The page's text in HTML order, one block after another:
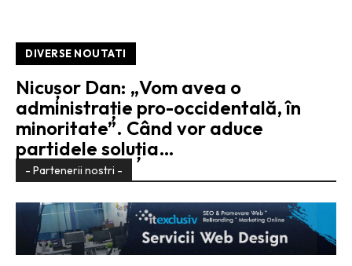
DIVERSE NOUTATI
Nicușor Dan: „Vom avea o
administrație pro-occidentală, în
minoritate”. Când vor aduce
partidele soluția…
- Partenerii nostri -